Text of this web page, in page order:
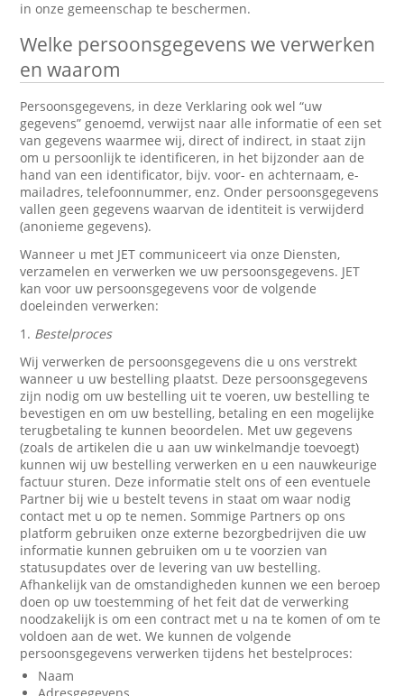
in onze gemeenschap te beschermen.
Welke persoonsgegevens we verwerken
en waarom
Persoonsgegevens, in deze Verklaring ook wel “uw
gegevens” genoemd, verwijst naar alle informatie of een set
van gegevens waarmee wij, direct of indirect, in staat zijn
om u persoonlijk te identificeren, in het bijzonder aan de
hand van een identificator, bijv. voor- en achternaam, e-
mailadres, telefoonnummer, enz. Onder persoonsgegevens
vallen geen gegevens waarvan de identiteit is verwijderd
(anonieme gegevens).
Wanneer u met JET communiceert via onze Diensten,
verzamelen en verwerken we uw persoonsgegevens. JET
kan voor uw persoonsgegevens voor de volgende
doeleinden verwerken:
1. Bestelproces
Wij verwerken de persoonsgegevens die u ons verstrekt
wanneer u uw bestelling plaatst. Deze persoonsgegevens
zijn nodig om uw bestelling uit te voeren, uw bestelling te
bevestigen en om uw bestelling, betaling en een mogelijke
terugbetaling te kunnen beoordelen. Met uw gegevens
(zoals de artikelen die u aan uw winkelmandje toevoegt)
kunnen wij uw bestelling verwerken en u een nauwkeurige
factuur sturen. Deze informatie stelt ons of een eventuele
Partner bij wie u bestelt tevens in staat om waar nodig
contact met u op te nemen. Sommige Partners op ons
platform gebruiken onze externe bezorgbedrijven die uw
informatie kunnen gebruiken om u te voorzien van
statusupdates over de levering van uw bestelling.
Afhankelijk van de omstandigheden kunnen we een beroep
doen op uw toestemming of het feit dat de verwerking
noodzakelijk is om een contract met u na te komen of om te
voldoen aan de wet. We kunnen de volgende
persoonsgegevens verwerken tijdens het bestelproces:
Naam